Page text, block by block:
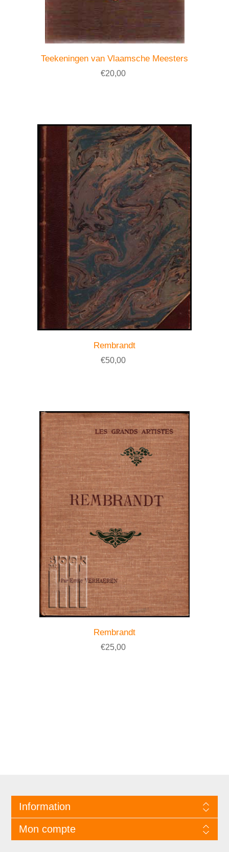
Teekeningen van Vlaamsche Meesters
€20,00
Rembrandt
€50,00
Rembrandt
€25,00
Information
Mon compte